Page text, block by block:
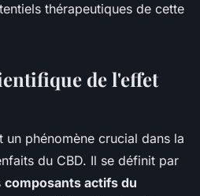
thérapeutiques de cette
de l'effet
un phénomène crucial dans la
du CBD. Il se définit par
composants actifs du